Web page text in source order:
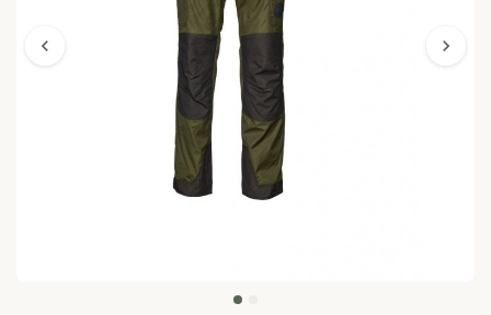
chevron_left
zoom_out_map
chevron_right